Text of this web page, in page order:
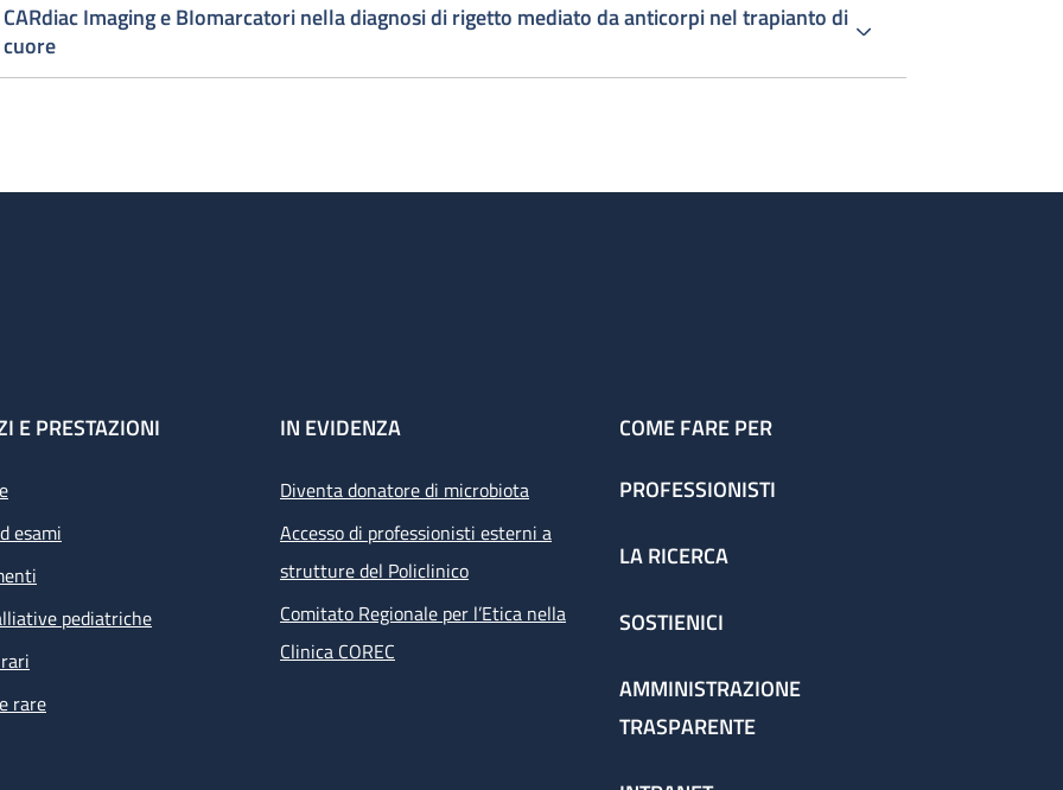
CARdiac Imaging e BIomarcatori nella diagnosi di rigetto mediato da anticorpi nel trapianto di
cuore
E PRESTAZIONI
esami
pediatriche
rare
IN EVIDENZA
Diventa donatore di microbiota
Accesso di professionisti esterni a
strutture del Policlinico
Comitato Regionale per l’Etica nella
Clinica COREC
COME FARE PER
PROFESSIONISTI
LA RICERCA
SOSTIENICI
AMMINISTRAZIONE
TRASPARENTE